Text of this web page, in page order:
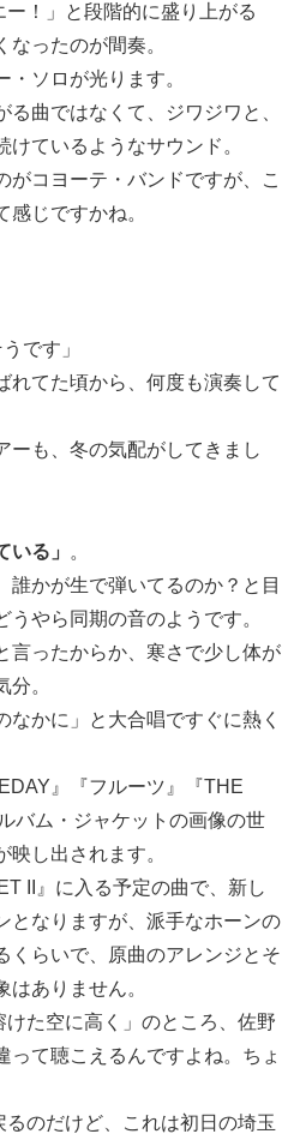
ー！」と段階的に盛り上がる
なったのが間奏。
ソロが光ります。
曲ではなくて、ジワジワと、
ているようなサウンド。
がコヨーテ・バンドですが、こ
感じですかね。
です」
れてた頃から、何度も演奏して
ーも、冬の気配がしてきまし
いる」
。
誰かが生で弾いてるのか？と目
やら同期の音のようです。
言ったからか、寒さで少し体が
。
なかに」と大合唱ですぐに熱く
』『フルーツ』『THE
バム・ジャケットの画像の世
し出されます。
II』に入る予定の曲で、新し
となりますが、派手なホーンの
くらいで、原曲のアレンジとそ
ありません。
た空に高く」のところ、佐野
って聴こえるんですよね。ちょ
るのだけど、これは初日の埼玉